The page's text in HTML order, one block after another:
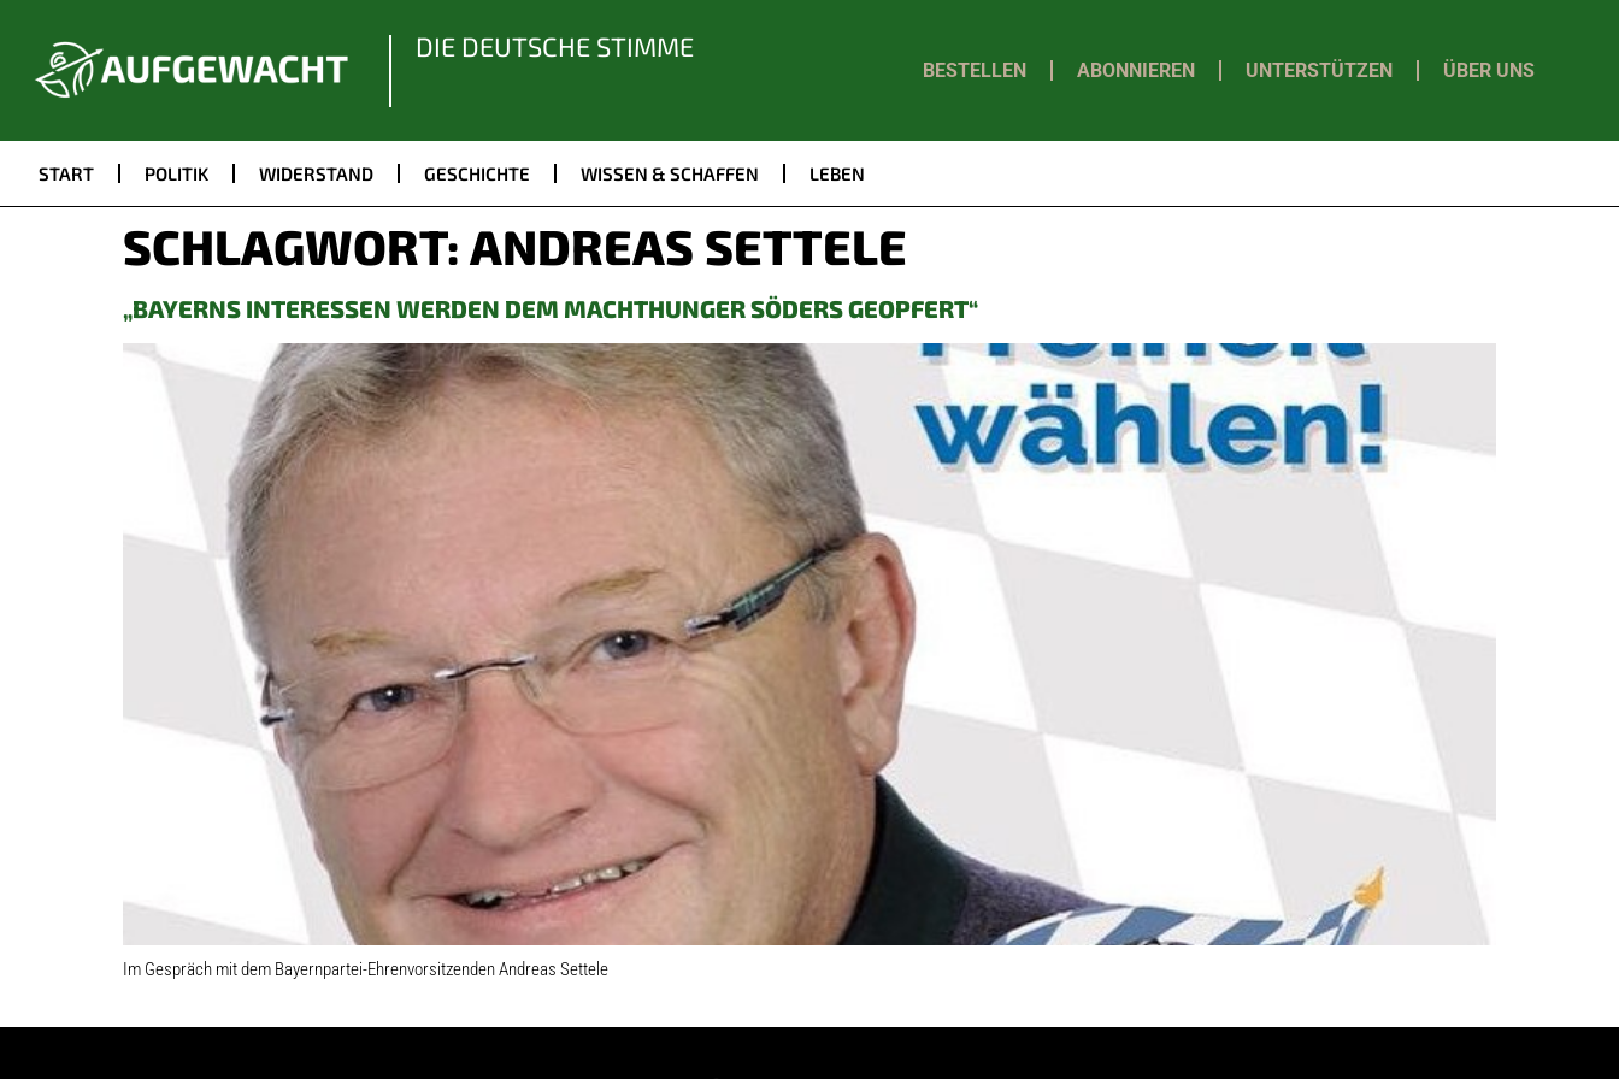
DIE DEUTSCHE STIMME
BESTELLEN ABONNIEREN UNTERSTÜTZEN ÜBER UNS
START POLITIK WIDERSTAND GESCHICHTE WISSEN & SCHAFFEN LEBEN
SCHLAGWORT: ANDREAS SETTELE
„BAYERNS INTERESSEN WERDEN DEM MACHTHUNGER SÖDERS GEOPFERT“
Im Gespräch mit dem Bayernpartei-Ehrenvorsitzenden Andreas Settele